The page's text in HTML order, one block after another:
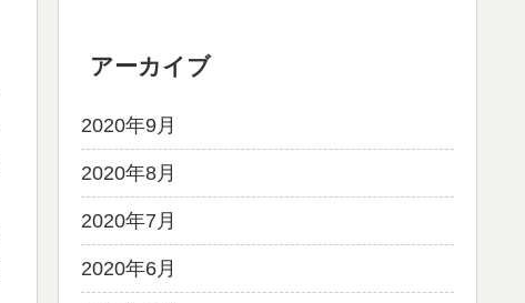
アーカイブ
2020年9月
2020年8月
2020年7月
2020年6月